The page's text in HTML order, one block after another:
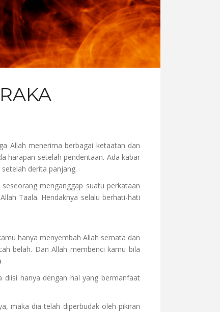
Allah menerima berbagai ketaatan dan
harapan setelah penderitaan. Ada kabar
derita panjang.
menganggap suatu perkataan
Taala. Hendaknya selalu berhati-hati
hanya menyembah Allah semata dan
belah. Dan Allah membenci kamu bila
hanya dengan hal yang bermanfaat
maka dia telah diperbudak oleh pikiran